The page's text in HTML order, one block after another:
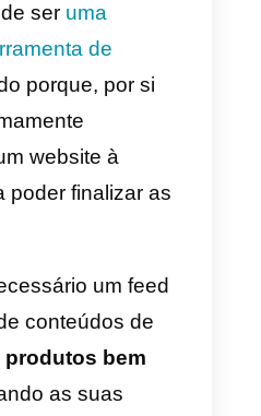
mais
o público-alvo e
conteúdos ou
melhor para
uma enorme
é possível criar
dedicada a
publicitárias